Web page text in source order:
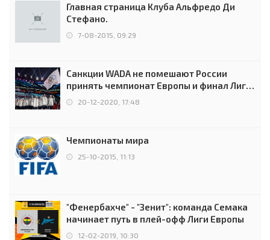
Главная страница Клуба Альфредо Ди
Стефано.
7-08-2015, 09:29
Санкции WADA не помешают России
принять чемпионат Европы и финал Лиги
чемпионов.
20-12-2020, 17:48
Чемпионаты мира
25-10-2015, 11:13
"Фенербахче" - "Зенит": команда Семака
начинает путь в плей-офф Лиги Европы
12-02-2019, 10:30